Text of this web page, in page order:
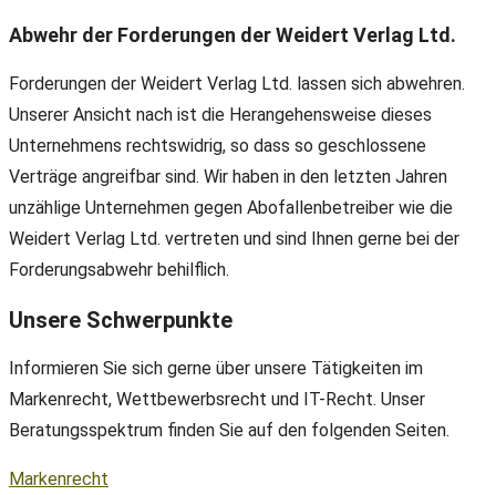
Abwehr der Forderungen der Weidert Verlag Ltd.
Forderungen der Weidert Verlag Ltd. lassen sich abwehren.
Unserer Ansicht nach ist die Herangehensweise dieses
Unternehmens rechtswidrig, so dass so geschlossene
Verträge angreifbar sind. Wir haben in den letzten Jahren
unzählige Unternehmen gegen Abofallenbetreiber wie die
Weidert Verlag Ltd. vertreten und sind Ihnen gerne bei der
Forderungsabwehr behilflich.
Unsere Schwerpunkte
Informieren Sie sich gerne über unsere Tätigkeiten im
Markenrecht, Wettbewerbsrecht und IT-Recht. Unser
Beratungsspektrum finden Sie auf den folgenden Seiten.
Markenrecht